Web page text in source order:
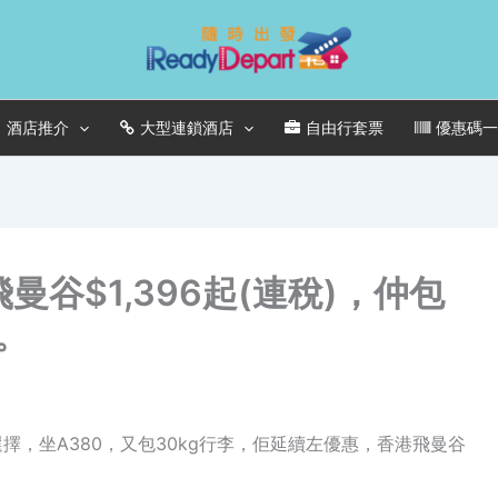
酒店推介 大型連鎖酒店 自由行套票 優惠碼
谷$1,396起(連稅)，仲包
，坐A380，又包30kg行李，佢延續左優惠，香港飛曼谷